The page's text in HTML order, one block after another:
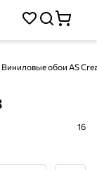
Виниловые обои AS
16